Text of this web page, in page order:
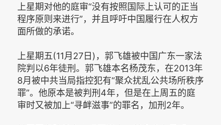
上星期对他的庭审“没有按照国际上认可的正当
程序原则来进行”，并且呼吁中国履行在人权方
面所做的承诺。
上星期五‭(‬11月27日‭)‬，郭飞雄被中国广东一家法
院判以6年徒刑。郭飞雄本名杨茂东，在2013年
8月被中共当局指控犯有“聚众扰乱公共场所秩序
罪”。他原本是被判刑4年，但是在上周五的庭
审时又被加上“寻衅滋事”的罪名，加刑2年。